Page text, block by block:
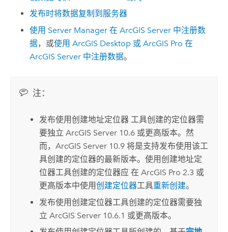
发布时将数据复制到服务器
使用 Server Manager 在ArcGIS Server 中注册数
据，或使用ArcGIS Desktop 或ArcGIS Pro 在
ArcGIS Server 中注册数据。
注：
发布使用创建地址定位器工具创建的定位器需
要独立 ArcGIS Server10.6 或更高版本。然
而， ArcGIS Server10.9 将是支持发布使用该工
具创建的定位器的最新版本。使用创建地址定
位器工具创建的定位器应 在 ArcGIS Pro 2.3 或
更高版本中使用创建定位器工具重新创建。
发布使用创建定位器工具创建的定位器需要独
立 ArcGIS Server10.6.1 或更高版本。